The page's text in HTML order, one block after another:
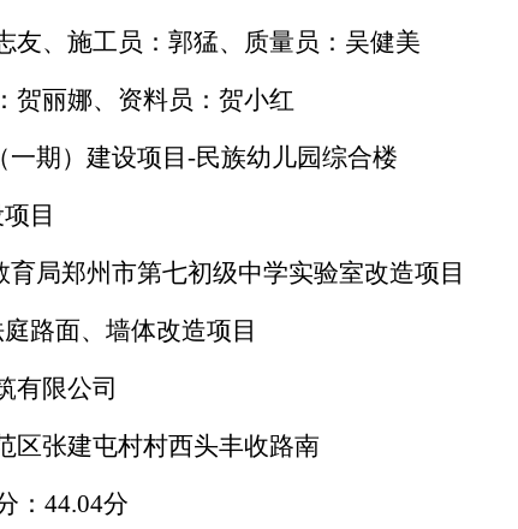
友、施工员：郭猛、质量员：吴健美
贺丽娜、资料员：贺小红
一期）建设项目-民族幼儿园综合楼
目
育局郑州市第七初级中学实验室改造项目
路面、墙体改造项目
有限公司
区张建屯村村西头丰收路南
44.04分